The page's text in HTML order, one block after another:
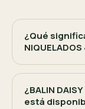
¿Qué
¿BALIN
está